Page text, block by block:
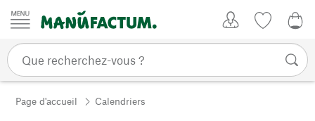
Passer au contenu
Page d'accueil Calendriers